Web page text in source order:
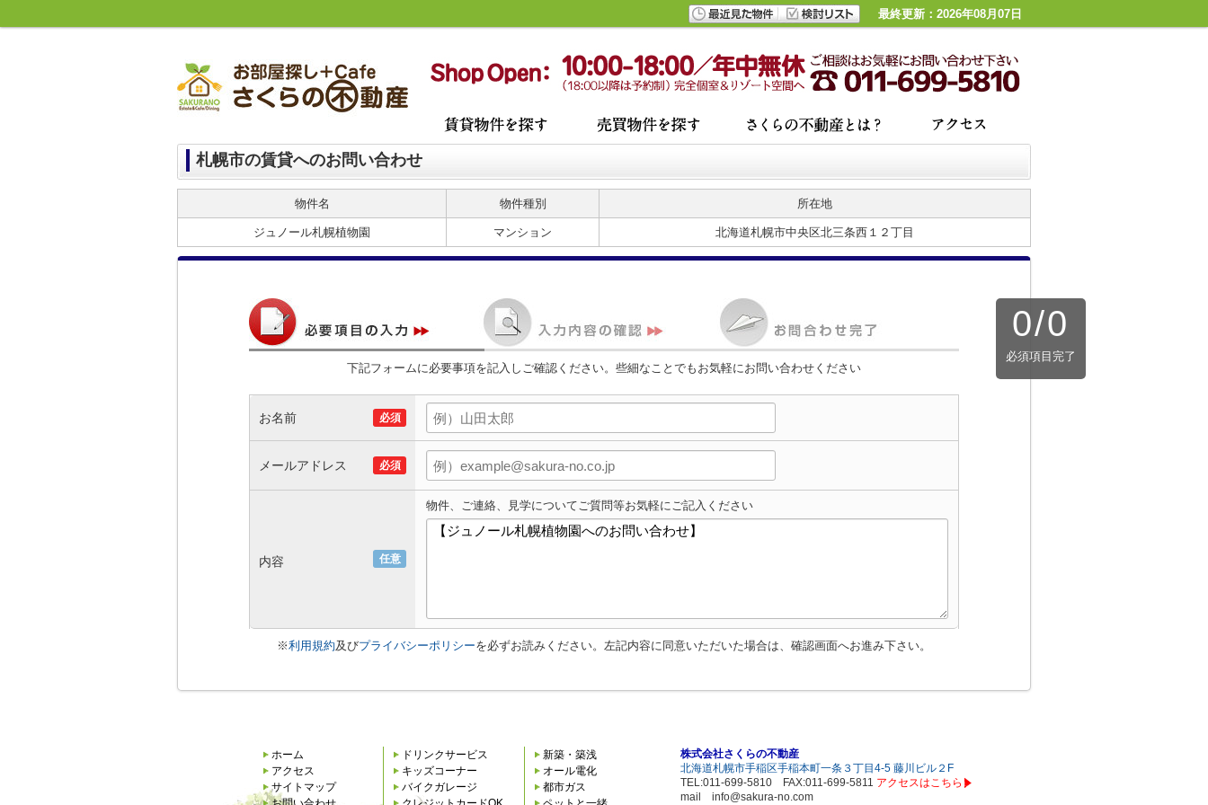
最終更新：2026年08月07日
札幌市の賃貸へのお問い合わせ
物件名 物件種別 所在地
ジュノール札幌植物園 マンション 北海道札幌市中央区北三条西１２丁目
0/0
必須項目完了
下記フォームに必要事項を記入しご確認ください。些細なことでもお気軽にお問い合わせください
お名前 必須
メールアドレス 必須
内容 任意
物件、ご連絡、見学についてご質問等お気軽にご記入ください
※利用規約及びプライバシーポリシーを必ずお読みください。左記内容に同意いただいた場合は、確認画面へお進み下さい。
ホーム
アクセス
サイトマップ
ドリンクサービス
キッズコーナー
バイクガレージ
新築・築浅
オール電化
都市ガス
株式会社さくらの不動産
北海道札幌市手稲区手稲本町一条３丁目4-5 藤川ビル２F
TEL:011-699-5810 FAX:011-699-5811 アクセスはこちら
mail info@sakura-no.com